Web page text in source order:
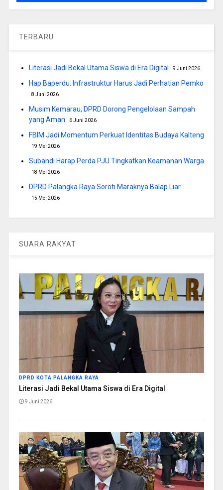
TERBARU
Literasi Jadi Bekal Utama Siswa di Era Digital 9 Juni 2026
Hap Baperdu: Infrastruktur Harus Jadi Perhatian Pemko
8 Juni 2026
Musim Kemarau, DPRD Dorong Pengelolaan Sampah
yang Aman
6 Juni 2026
FBIM Jadi Momentum Perkuat Identitas Budaya Kalteng
19 Mei 2026
Subandi Harap Perda PJU Tingkatkan Keamanan Warga
18 Mei 2026
DPRD Palangka Raya Soroti Maraknya Balap Liar
15 Mei 2026
SUARA RAKYAT
DPRD KOTA PALANGKA RAYA
Literasi Jadi Bekal Utama Siswa di Era Digital
9 Juni 2026